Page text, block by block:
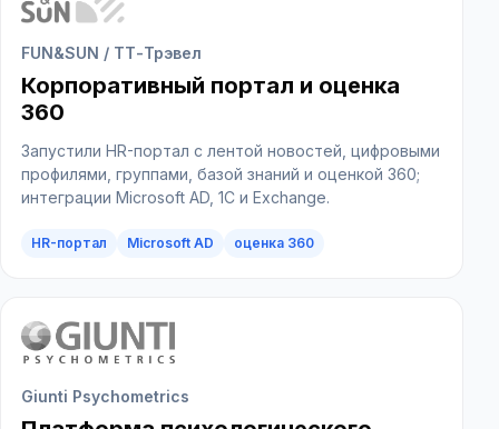
FUN&SUN / ТТ-Трэвел
Корпоративный портал и оценка
360
Запустили HR-портал с лентой новостей, цифровыми
профилями, группами, базой знаний и оценкой 360;
интеграции Microsoft AD, 1С и Exchange.
HR-портал Microsoft AD оценка 360
Giunti Psychometrics
HR-аналитика дашборды BI